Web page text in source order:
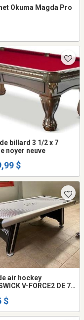
Okuma Magda Pro
3 1/2 x 7
noyer neuve
$
V-FORCE2 DE 7
$